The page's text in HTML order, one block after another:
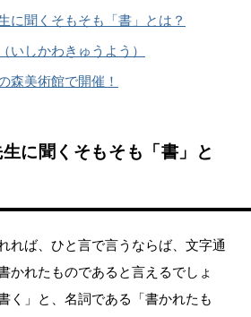
に聞くそもそも「書」とは？
いしかわきゅうよう）
森美術館で開催！
に聞くそもそも「書」と
れば、ひと言で言うならば、文字通
かれたものであると言えるでしょ
く」と、名詞である「書かれたも